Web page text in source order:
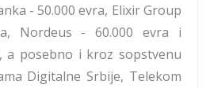
- 50.000 evra, Elixir Group
Nordeus - 60.000 evra i
a posebno i kroz sopstvenu
Digitalne Srbije, Telekom